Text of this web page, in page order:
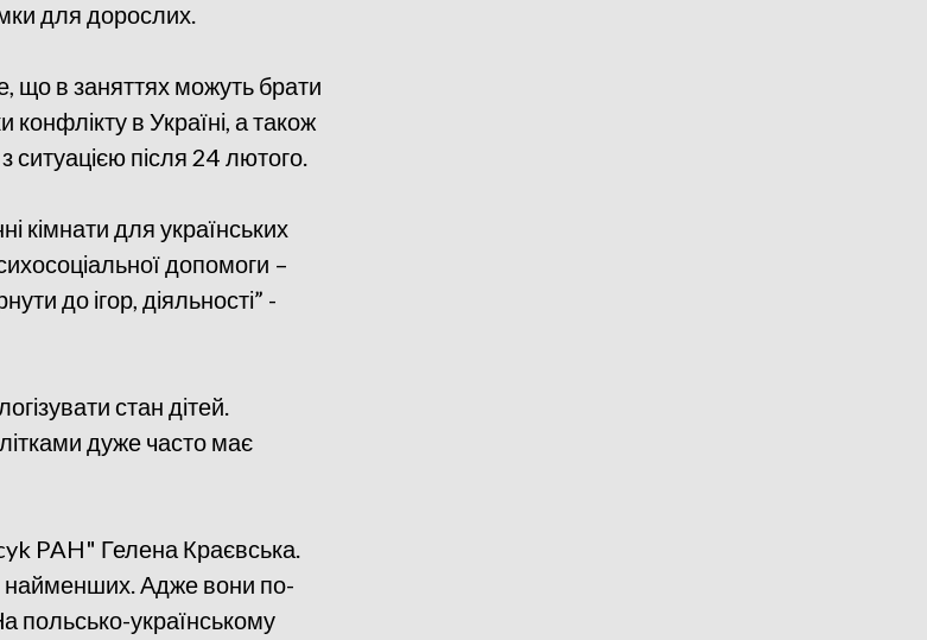
для дорослих.
що в заняттях можуть брати
конфлікту в Україні, а також
з ситуацією після 24 лютого.
кімнати для українських
допомоги –
до ігор, діяльності” -
стан дітей.
дуже часто має
PAH" Гелена Краєвська.
найменших. Адже вони по-
польсько-українському